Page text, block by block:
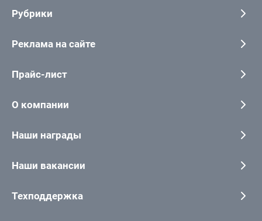
Рубрики
Реклама на сайте
Прайс-лист
О компании
Наши награды
Наши вакансии
Техподдержка